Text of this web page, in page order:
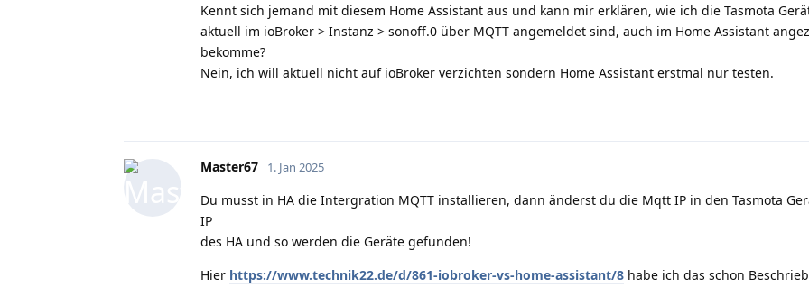
Kennt sich jemand mit diesem Home Assistant aus und kann mir erklären, wie ich die Tasmota
aktuell im ioBroker > Instanz > sonoff.0 über MQTT angemeldet sind, auch im Home Assistant
bekomme?
Nein, ich will aktuell nicht auf ioBroker verzichten sondern Home Assistant erstmal nur testen.
Master67 1. Jan 2025
Du musst in HA die Intergration MQTT installieren, dann änderst du die Mqtt IP in den Tasmota
IP
des HA und so werden die Geräte gefunden!
Hier https://www.technik22.de/d/861-iobroker-vs-home-assistant/8 habe ich das schon